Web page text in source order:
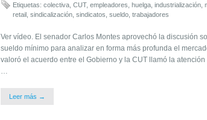
Etiquetas: colectiva CUT, empleadores huelga industrialización
retail sindicalización sindicatos sueldo trabajadores
Ver vídeo. El senador Carlos Montes aprovechó la discusión
sueldo mínimo para analizar en forma más profunda el
valoró el acuerdo entre el Gobierno y la CUT llamó la
…
Leer más →